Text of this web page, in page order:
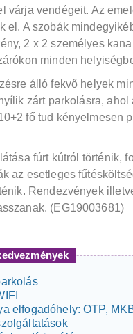
várja vendégeit. Az
el. A szobák
2 x 2 személyes
minden
álló fekvő helyek
zárt parkolásra,
fő tud kényelmesen
fúrt kútról történik,
az esetleges
Rendezvények
(EG19003681)
elfogadóhely: OTP,